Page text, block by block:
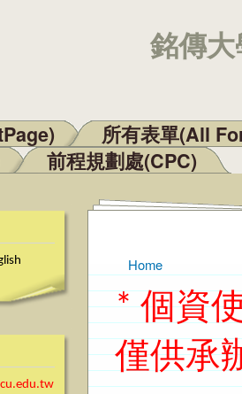
銘傳
所有表單(All
前程規劃處(CPC)
You are here
Home
* 個資
僅供承